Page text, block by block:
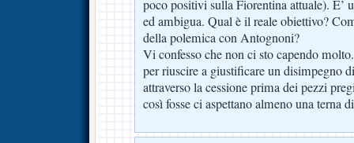
poco positivi sulla Fiorentina attuale). E’
ed ambigua. Qual è il reale obiettivo?
della polemica con Antognoni?
Vi confesso che non ci sto capendo
per riuscire a giustificare un disimpegno
attraverso la cessione prima dei pezzi
così fosse ci aspettano almeno una terna